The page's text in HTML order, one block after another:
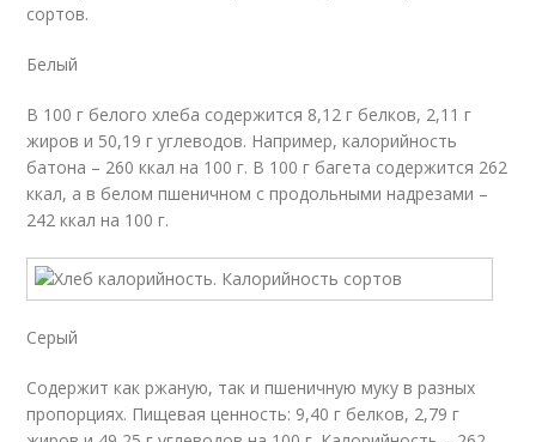
сортов.
Белый
В 100 г белого хлеба содержится 8,12 г белков, 2,11 г
жиров и 50,19 г углеводов. Например, калорийность
батона – 260 ккал на 100 г. В 100 г багета содержится 262
ккал, а в белом пшеничном с продольными надрезами –
242 ккал на 100 г.
Серый
Содержит как ржаную, так и пшеничную муку в разных
пропорциях. Пищевая ценность: 9,40 г белков, 2,79 г